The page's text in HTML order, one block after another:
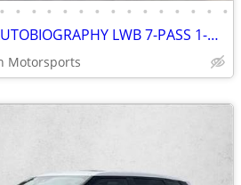
• • • • • • • • • • • • • • •
2025 RANGE ROVER AUTOBIOGRAPHY LWB 7-PASS 1-OWNER LAND 2026 2024 G63
Motorsports